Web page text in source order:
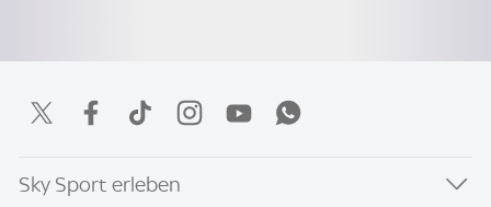
Sky Sport erleben